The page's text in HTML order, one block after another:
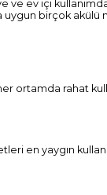
ve ev içi
uygun birçok akülü
ortamda rahat
en yaygın